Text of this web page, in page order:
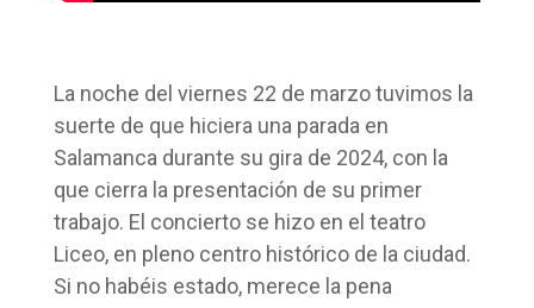
La noche del viernes 22 de marzo tuvimos la
suerte de que hiciera una parada en
Salamanca durante su gira de 2024, con la
que cierra la presentación de su primer
trabajo. El concierto se hizo en el teatro
Liceo, en pleno centro histórico de la ciudad.
Si no habéis estado, merece la pena